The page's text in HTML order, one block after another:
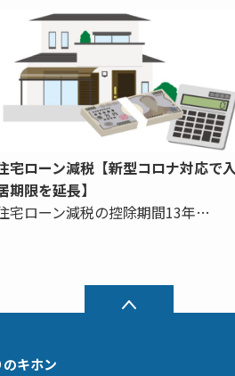
宅ローン減税【新型コロナ対応で
期限を延長】
宅ローン減税の控除期間13年…
キホン